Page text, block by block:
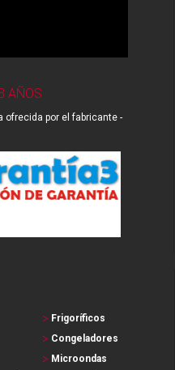
AÑOS
ofrecida por el fabricante -
Frigoríficos
Congeladores
Microondas